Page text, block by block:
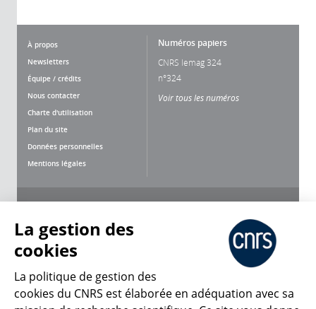
À propos
Newsletters
Équipe / crédits
Nous contacter
Charte d'utilisation
Plan du site
Données personnelles
Mentions légales
Numéros papiers
CNRS lemag 324
n°324
Voir tous les numéros
La gestion des
cookies
La politique de gestion des
cookies du CNRS est élaborée en adéquation avec sa